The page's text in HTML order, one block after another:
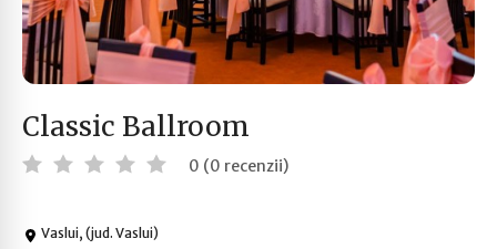
Classic Ballroom
0 (0 recenzii)
Vaslui, (jud. Vaslui)